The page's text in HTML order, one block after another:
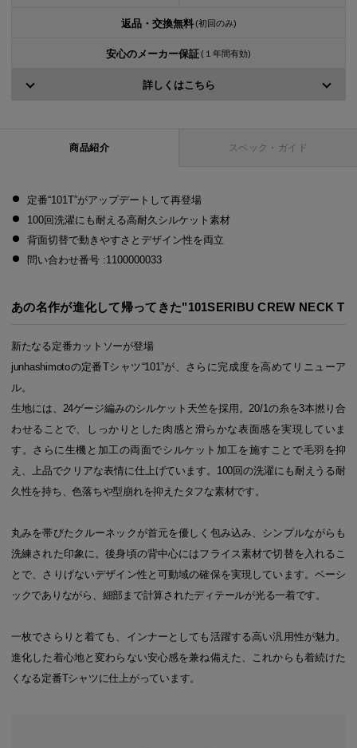
返品・交換無料 (初回のみ)
安心のメーカー保証(１年間有効)
詳しくはこちら
商品紹介 スペック・ガイド
定番“101T”がアップデートして再登場
100回洗濯にも耐える高耐久シルケット素材
背面切替で動きやすさとデザイン性を両立
問い合わせ番号 :1100000033
あの名作が進化して帰ってきた"101SERIBU CREW NECK T
新たなる定番カットソーが登場
junhashimotoの定番Tシャツ“101”が、さらに完成度を高めてリニューア
ル。
生地には、24ゲージ編みのシルケット天竺を採用。20/1の糸を3本撚り合
わせることで、しっかりとした肉感と滑らかな表面感を実現していま
す。さらに生機と加工の両面でシルケット加工を施すことで毛羽を抑
え、上品でクリアな表情に仕上げています。100回の洗濯にも耐えうる耐
久性を持ち、色落ちや型崩れを抑えたタフな素材です。
丸みを帯びたクルーネックが首元を優しく包み込み、シンプルながらも
洗練された印象に。後身頃の背中心にはフライス素材で切替を入れるこ
とで、さりげないデザイン性と可動域の確保を実現しています。ベーシ
ックでありながら、細部まで計算されたディテールが光る一着です。
一枚でさらりと着ても、インナーとしても活躍する高い汎用性が魅力。
進化した着心地と変わらない安心感を兼ね備えた、これからも着続けた
くなる定番Tシャツに仕上がっています。